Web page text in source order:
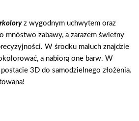
z wygodnym uchwytem oraz
mnóstwo zabawy, a zarazem świetny
W środku maluch znajdzie
a nabiorą one barw. W
3D do samodzielnego złożenia.